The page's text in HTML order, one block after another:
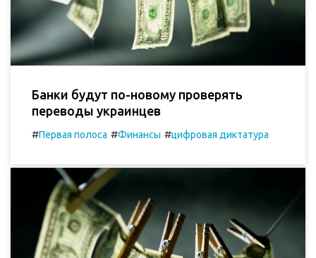
Банки будут по-новому проверять
переводы украинцев
#Первая полоса #Финансы #цифровая диктатура